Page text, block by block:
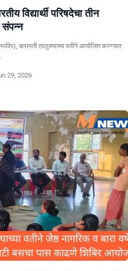
विद्यार्थी परिषदेचा तीन
संपन्न
बारामती तालुक्याच्या वतीने आयोजित करण्यात
29, 2026